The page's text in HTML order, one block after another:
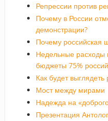
Репрессии против
Почему в России
демонстрации?
Почему российская
Недельные расходы
бюджеты 75%
Как будет
Мост между мирами
Надежда на
Презентация